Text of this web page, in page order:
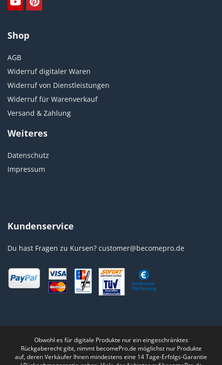
Shop
AGB
Widerruf digitaler Waren
Widerruf von Dienstleistungen
Widerruf für Warenverkauf
Versand & Zahlung
Weiteres
Datenschutz
Impressum
Kundenservice
Du hast Fragen zu Kursen? customer@becomepro.de
Obwohl es für digitale Produkte nur ein eingeschränktes
Rückgaberecht gibt, nimmt becomePro.de möglichst nur Produkte
auf, deren Verkäufer Ihnen mindestens eine 14 Tage-Erfolgs-Garantie